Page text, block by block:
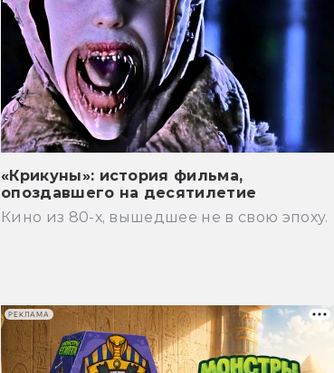
«Крикуны»: история фильма,
опоздавшего на десятилетие
Кино из 80-х, вышедшее не в свою эпоху.
РЕКЛАМА